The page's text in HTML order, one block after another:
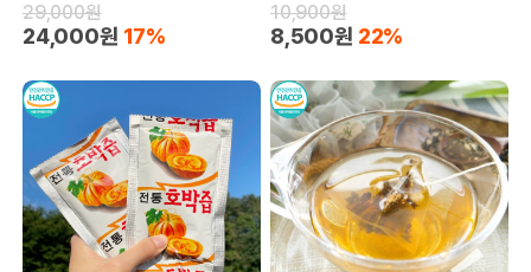
29,000원
24,000원 17%
10,900원
8,500원 22%